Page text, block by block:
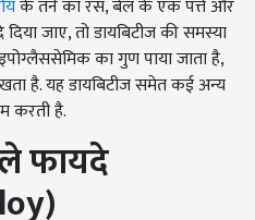
के तने का रस, बेल के एक पत्ते और
जाए, तो डायबिटीज की समस्या
का गुण पाया जाता है,
है. यह डायबिटीज समेत कई अन्य
करती है.
फायदे